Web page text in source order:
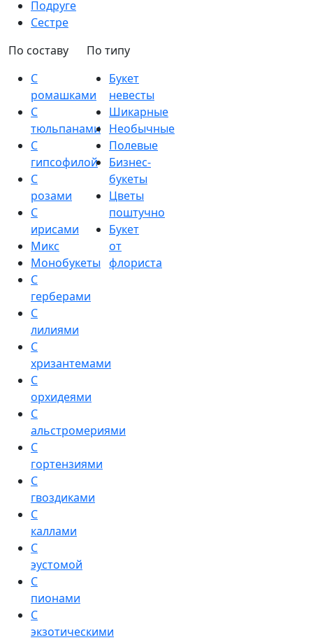
Подруге
Сестре
По составу
С
ромашками
С
тюльпанами
С
гипсофилой
С
розами
С
ирисами
Микс
Монобукеты
С
герберами
С
лилиями
С
хризантемами
С
орхидеями
С
альстромериями
С
гортензиями
С
гвоздиками
С
каллами
С
эустомой
С
пионами
С
экзотическими
По типу
Букет
невесты
Шикарные
Необычные
Полевые
Бизнес-
букеты
Цветы
поштучно
Букет
от
флориста